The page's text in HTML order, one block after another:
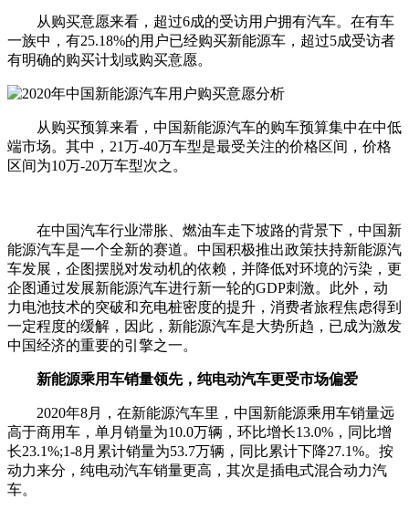
从购买意愿来看，超过6成的受访用户拥有汽车。在有车
一族中，有25.18%的用户已经购买新能源车，超过5成受访者
有明确的购买计划或购买意愿。
从购买预算来看，中国新能源汽车的购车预算集中在中低
端市场。其中，21万-40万车型是最受关注的价格区间，价格
区间为10万-20万车型次之。
在中国汽车行业滞胀、燃油车走下坡路的背景下，中国新
能源汽车是一个全新的赛道。中国积极推出政策扶持新能源汽
车发展，企图摆脱对发动机的依赖，并降低对环境的污染，更
企图通过发展新能源汽车进行新一轮的GDP刺激。此外，动
力电池技术的突破和充电桩密度的提升，消费者旅程焦虑得到
一定程度的缓解，因此，新能源汽车是大势所趋，已成为激发
中国经济的重要的引擎之一。
新能源乘用车销量领先，纯电动汽车更受市场偏爱
2020年8月，在新能源汽车里，中国新能源乘用车销量远
高于商用车，单月销量为10.0万辆，环比增长13.0%，同比增
长23.1%;1-8月累计销量为53.7万辆，同比累计下降27.1%。按
动力来分，纯电动汽车销量更高，其次是插电式混合动力汽
车。